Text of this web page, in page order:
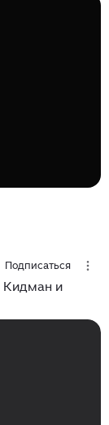
Подписаться
Кидман и